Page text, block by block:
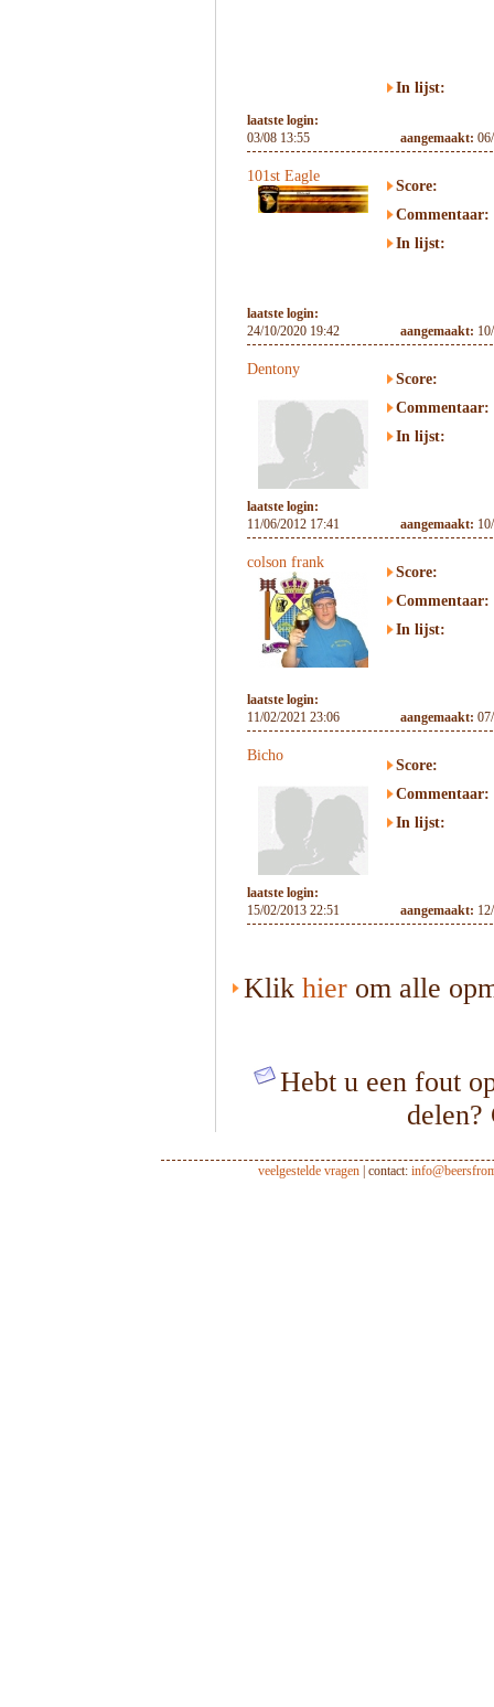
In lijst:
laatste login:
03/08 13:55
aangemaakt:
101st Eagle
Score:
Commentaar:
In lijst:
laatste login:
24/10/2020 19:42
aangemaakt:
Dentony
Score:
Commentaar:
In lijst:
laatste login:
11/06/2012 17:41
aangemaakt:
colson frank
Score:
Commentaar:
In lijst:
laatste login:
11/02/2021 23:06
aangemaakt:
Bicho
Score:
Commentaar:
In lijst:
laatste login:
15/02/2013 22:51
aangemaakt:
Klik hier om alle
Hebt u een fout
veelgestelde vragen| contact: